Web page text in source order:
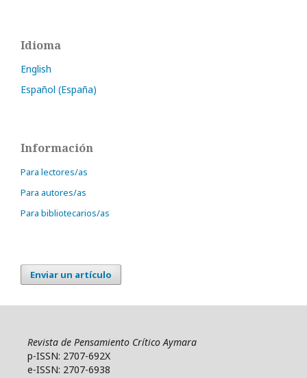
Idioma
English
Español (España)
Información
Para lectores/as
Para autores/as
Para bibliotecarios/as
Enviar un artículo
Revista de Pensamiento Crítico Aymara
p-ISSN: 2707-692X
e-ISSN: 2707-6938